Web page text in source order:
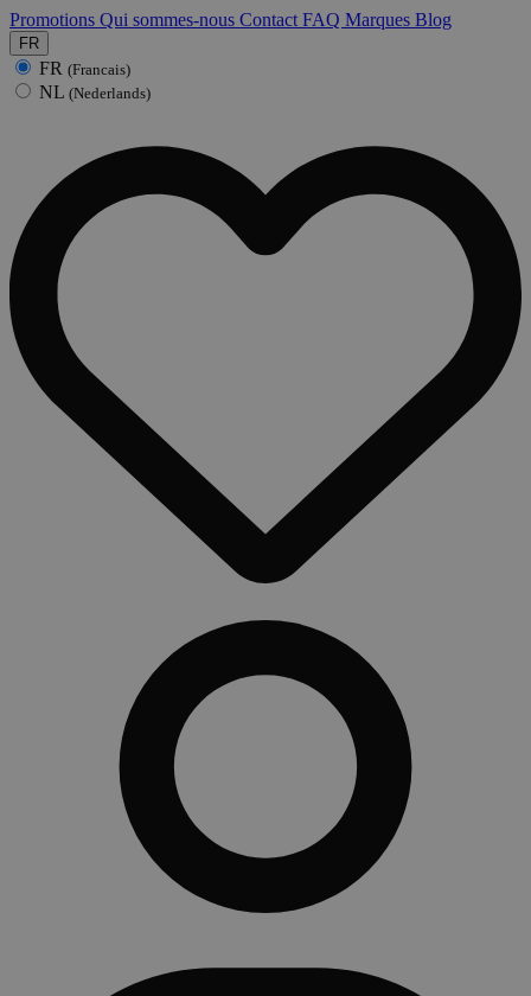
Promotions Qui sommes-nous Contact FAQ Marques Blog
FR
FR (Francais)
NL (Nederlands)